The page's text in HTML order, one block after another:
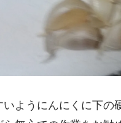
いようにんにくに下